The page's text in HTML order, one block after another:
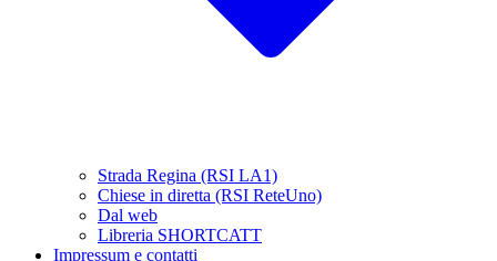
Strada Regina (RSI LA1)
Chiese in diretta (RSI ReteUno)
Dal web
Libreria SHORTCATT
Impressum e contatti